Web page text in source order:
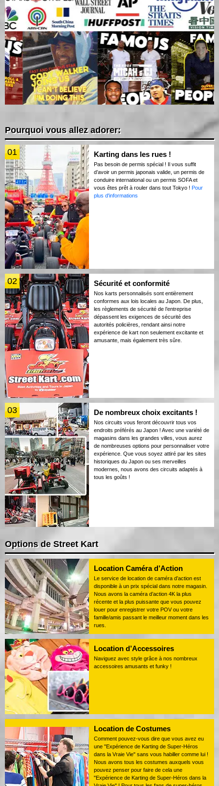
Pourquoi vous allez adorer:
01 Karting dans les rues !
Pas besoin de permis spécial ! Il vous suffit
d’avoir un permis japonais valide, un permis de
conduire international ou un permis SOFA et
vous êtes prêt à rouler dans tout Tokyo ! Pour
plus d'informations
02 Sécurité et conformité
Nos karts personnalisés sont entièrement
conformes aux lois locales au Japon. De plus,
les règlements de sécurité de l’entreprise
dépassent les exigences de sécurité des
autorités policières, rendant ainsi notre
expérience de kart non seulement excitante et
amusante, mais également très sûre.
03 De nombreux choix excitants !
Nos circuits vous feront découvrir tous vos
endroits préférés au Japon ! Avec une variété de
magasins dans les grandes villes, vous aurez
de nombreuses options pour personnaliser votre
expérience. Que vous soyez attiré par les sites
historiques du Japon ou ses merveilles
modernes, nous avons des circuits adaptés à
tous les goûts !
Options de Street Kart
Location Caméra d’Action
Le service de location de caméra d’action est
disponible à un prix spécial dans notre magasin.
Nous avons la caméra d’action 4K la plus
récente et la plus puissante que vous pouvez
louer pour enregistrer votre POV ou votre
famille/amis passant le meilleur moment dans les
rues.
Location d’Accessoires
Naviguez avec style grâce à nos nombreux
accessoires amusants et funky !
Location de Costumes
Comment pouvez-vous dire que vous avez eu
une "Expérience de Karting de Super-Héros
dans la Vraie Vie" sans vous habiller comme lui !
Nous avons tous les costumes auxquels vous
pouvez penser pour faire de cela une
"Expérience de Karting de Super-Héros dans la